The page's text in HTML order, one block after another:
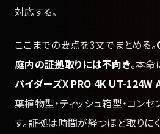
対応する。
ここまでの要点を3文でまとめる。
庭内の証拠取りには不向き。本
パイダーズX PRO 4K UT-
葉植物型・ティッシュ箱型・コン
す。証拠は時間が経つほど取りに